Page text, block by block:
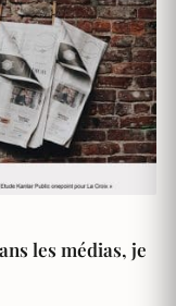
les médias, je